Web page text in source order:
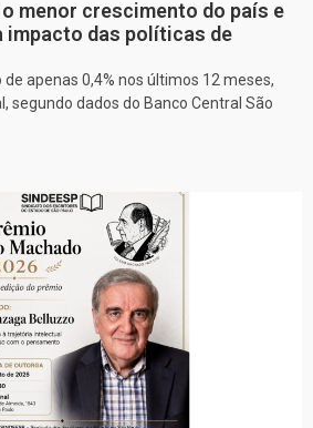
menor crescimento do país e
impacto das políticas de
apenas 0,4% nos últimos 12 meses,
segundo dados do Banco Central São